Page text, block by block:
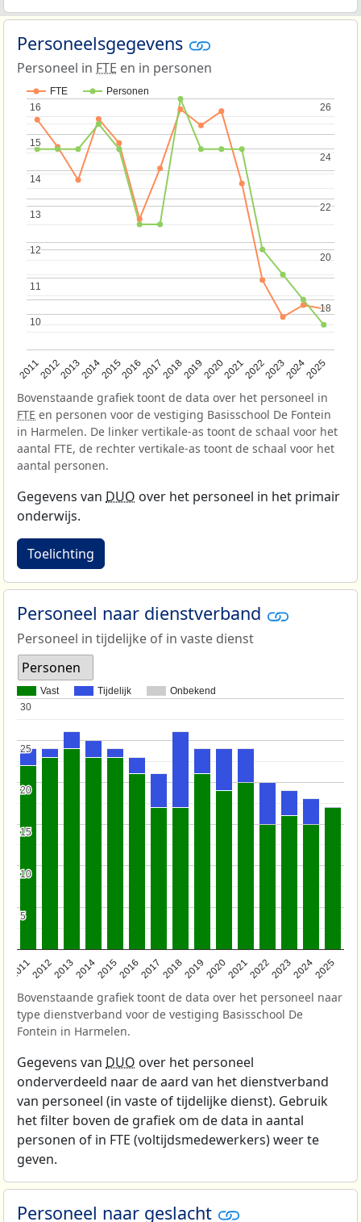
Personeelsgegevens
Personeel in FTE en in personen
FTE Personen
201120122013201420152016201720182019202020212022202320242025
10
10
11
11
12
12
13
13
14
14
15
15
16
16
18
18
20
20
22
22
24
24
26
26
Bovenstaande grafiek toont de data over het personeel in
FTE en personen voor de vestiging Basisschool De Fontein
in Harmelen. De linker vertikale-as toont de schaal voor het
aantal FTE, de rechter vertikale-as toont de schaal voor het
aantal personen.
Gegevens van DUO over het personeel in het primair
onderwijs.
Toelichting
Personeel naar dienstverband
Personeel in tijdelijke of in vaste dienst
Personen
Vast Tijdelijk Onbekend
201120122013201420152016201720182019202020212022202320242025
5
5
10
10
15
15
20
20
25
25
30
30
Bovenstaande grafiek toont de data over het personeel naar
type dienstverband voor de vestiging Basisschool De
Fontein in Harmelen.
Gegevens van DUO over het personeel
onderverdeeld naar de aard van het dienstverband
van personeel (in vaste of tijdelijke dienst). Gebruik
het filter boven de grafiek om de data in aantal
personen of in FTE (voltijdsmedewerkers) weer te
geven.
Personeel naar geslacht